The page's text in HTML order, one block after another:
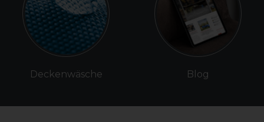
Deckenwäsche Blog